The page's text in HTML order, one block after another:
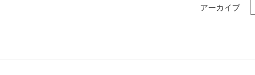
アーカイブ